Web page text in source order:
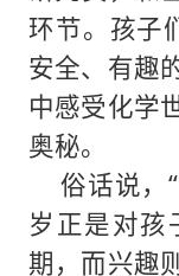
环节。孩子
安全、有趣
中感受化学
奥秘。
俗话说，“
岁正是对孩
期，而兴趣